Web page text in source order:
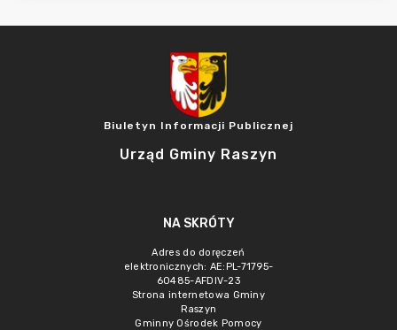
Biuletyn Informacji Publicznej
Urząd Gminy Raszyn
NA SKRÓTY
Adres do doręczeń
elektronicznych: AE:PL-71795-
60485-AFDIV-23
Strona internetowa Gminy
Raszyn
Gminny Ośrodek Pomocy